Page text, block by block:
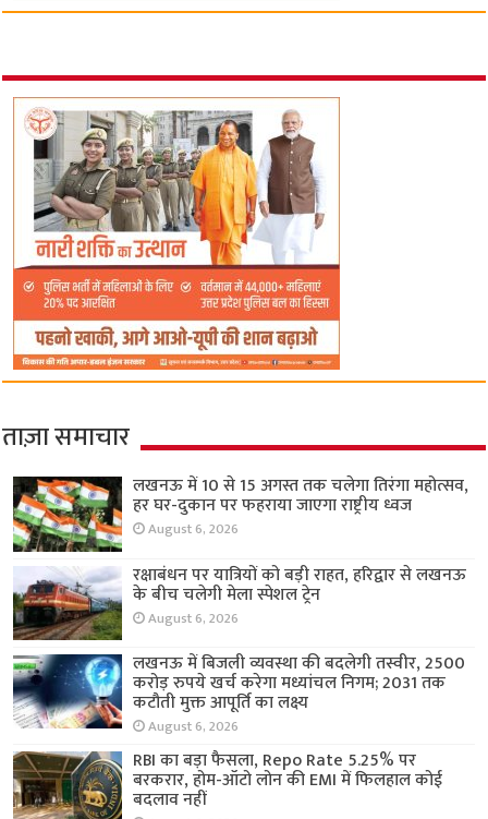
ताज़ा समाचार
लखनऊ में 10 से 15 अगस्त तक चलेगा तिरंगा महोत्सव,
हर घर-दुकान पर फहराया जाएगा राष्ट्रीय ध्वज
August 6, 2026
रक्षाबंधन पर यात्रियों को बड़ी राहत, हरिद्वार से लखनऊ
के बीच चलेगी मेला स्पेशल ट्रेन
August 6, 2026
लखनऊ में बिजली व्यवस्था की बदलेगी तस्वीर, 2500
करोड़ रुपये खर्च करेगा मध्यांचल निगम; 2031 तक
कटौती मुक्त आपूर्ति का लक्ष्य
August 6, 2026
RBI का बड़ा फैसला, Repo Rate 5.25% पर
बरकरार, होम-ऑटो लोन की EMI में फिलहाल कोई
बदलाव नहीं